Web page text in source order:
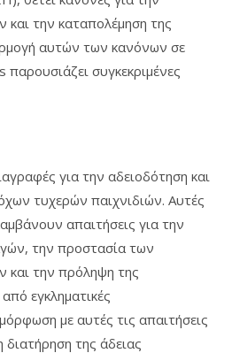
την καταπολέμηση της
αυτών των κανόνων σε
συγκεκριμένες
για την αδειοδότηση και
τυχερών παιχνιδιών. Αυτές
απαιτήσεις για την
την προστασία των
και την πρόληψη της
εγκληματικές
με αυτές τις απαιτήσεις
διατήρηση της άδειας